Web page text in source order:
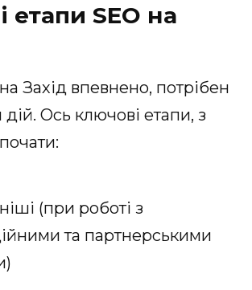
етапи SEO на
Захід впевнено, потрібен
дій. Ось ключові етапи, з
(при роботі з
та партнерськими